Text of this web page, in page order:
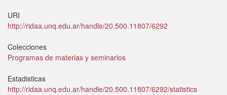
URI
http://ridaa.unq.edu.ar/handle/20.500.11807/6292
Colecciones
Programas de materias y seminarios
Estadisticas
http://ridaa.unq.edu.ar/handle/20.500.11807/6292/statistics